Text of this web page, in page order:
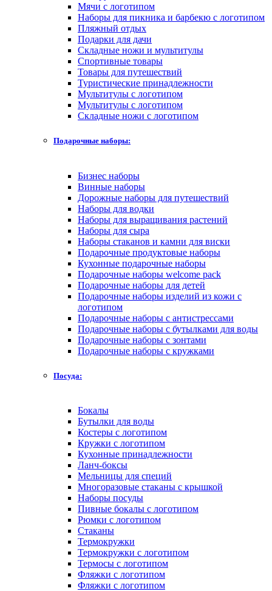
Мячи с логотипом
Наборы для пикника и барбекю с логотипом
Пляжный отдых
Подарки для дачи
Складные ножи и мультитулы
Спортивные товары
Товары для путешествий
Туристические принадлежности
Мультитулы с логотипом
Мультитулы с логотипом
Складные ножи с логотипом
Подарочные наборы:
Бизнес наборы
Винные наборы
Дорожные наборы для путешествий
Наборы для водки
Наборы для выращивания растений
Наборы для сыра
Наборы стаканов и камни для виски
Подарочные продуктовые наборы
Кухонные подарочные наборы
Подарочные наборы welcome pack
Подарочные наборы для детей
Подарочные наборы изделий из кожи с
логотипом
Подарочные наборы с антистрессами
Подарочные наборы с бутылками для воды
Подарочные наборы с зонтами
Подарочные наборы с кружками
Посуда:
Бокалы
Бутылки для воды
Костеры с логотипом
Кружки с логотипом
Кухонные принадлежности
Ланч-боксы
Мельницы для специй
Многоразовые стаканы с крышкой
Наборы посуды
Пивные бокалы с логотипом
Рюмки с логотипом
Стаканы
Термокружки
Термокружки с логотипом
Термосы с логотипом
Фляжки с логотипом
Фляжки с логотипом